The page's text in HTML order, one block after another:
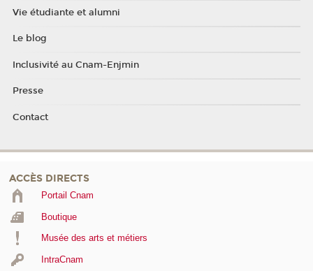
Vie étudiante et alumni
Le blog
Inclusivité au Cnam-Enjmin
Presse
Contact
ACCÈS DIRECTS
Portail Cnam
Boutique
Musée des arts et métiers
IntraCnam